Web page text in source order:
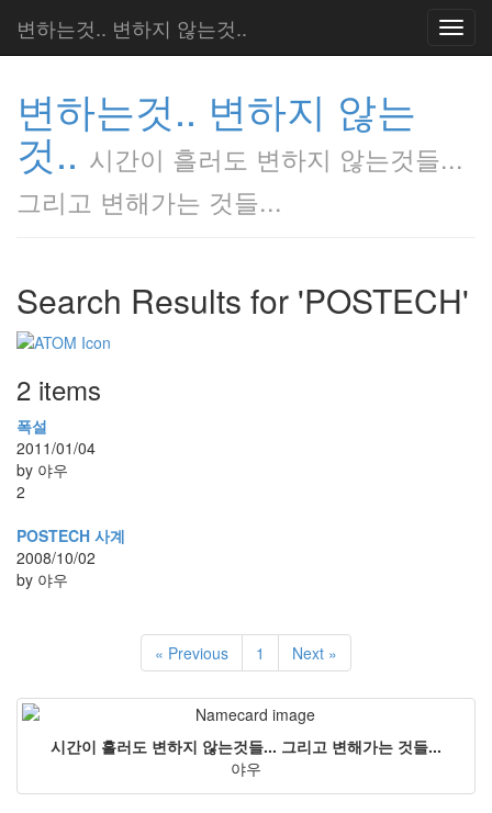
변하는것.. 변하지 않는것..
변하는것.. 변하지 않는
것.. 시간이 흘러도 변하지 않는것들...
그리고 변해가는 것들...
Search Results for 'POSTECH'
2 items
폭설
2011/01/04
by 야우
2
POSTECH 사계
2008/10/02
by 야우
« Previous 1 Next »
시간이 흘러도 변하지 않는것들... 그리고 변해가는 것들...
야우